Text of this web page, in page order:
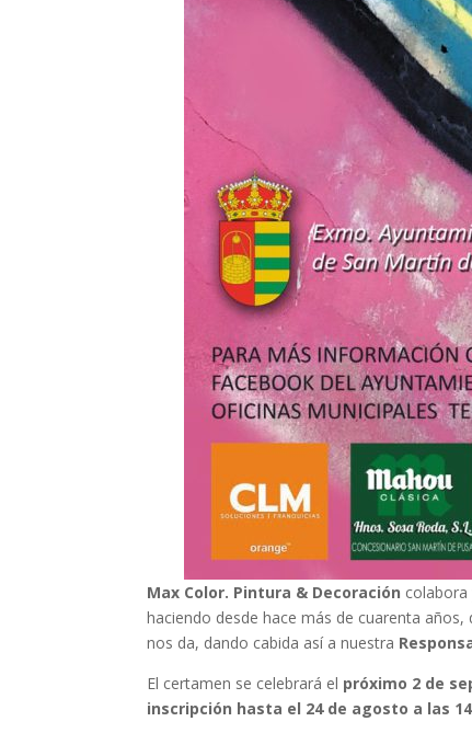
Max Color. Pintura & Decoración colabora
haciendo desde hace más de cuarenta
nos da, dando cabida así a nuestra
El certamen se celebrará el próximo 2 de
inscripción hasta el 24 de agosto a las